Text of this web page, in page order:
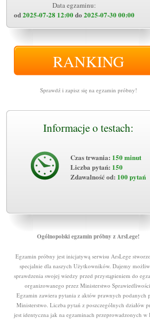
Data egzaminu:
od2025-07-28 12:00do 2025-07-30 00:00
RANKING
Sprawdź i zapisz się na egzamin próbny!
Informacje o testach:
Czas trwania: 150 minut
Liczba pytań: 150
Zdawalność od: 100 pytań
Ogólnopolski egzamin próbny z ArsLege!
Egzamin próbny jest inicjatywą serwisu ArsLege
specjalnie dla naszych Użytkowników. Dajemy
sprawdzenia swojej wiedzy przed przystąpieniem do
organizowanego przez Ministerstwo
Egzamin zawiera pytania z aktów prawnych podanych
Ministerstwo. Liczba pytań z poszczególnych działów
jest identyczna jak na egzaminach przeprowadzonych w